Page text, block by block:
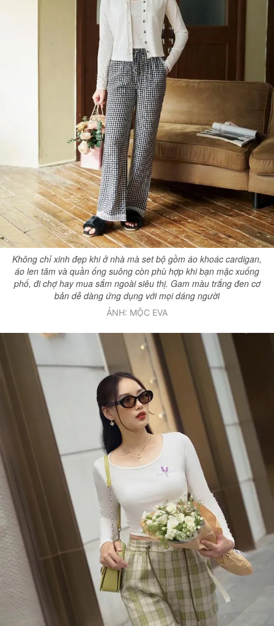
Không chỉ xinh đẹp khi ở nhà mà set bộ gồm áo khoác cardigan,
áo len tăm và quần ống suông còn phù hợp khi bạn mặc xuống
phố, đi chợ hay mua sắm ngoài siêu thị. Gam màu trắng đen cơ
bản dễ dàng ứng dụng với mọi dáng người
ẢNH: MỘC EVA